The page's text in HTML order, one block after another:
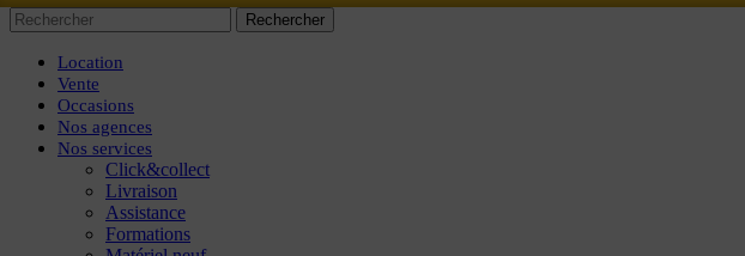
Rechercher
Location
Vente
Occasions
Nos agences
Nos services
Click&collect
Livraison
Assistance
Formations